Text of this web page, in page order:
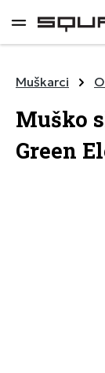
sadržaj
Muškarci
Muško
Green